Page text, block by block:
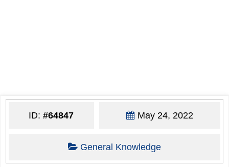
ID:#64847 May 24, 2022
General Knowledge